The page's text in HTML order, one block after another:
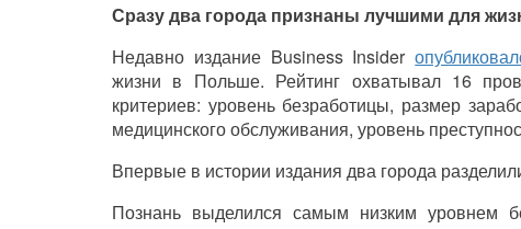
Сразу два города признаны лучшими для
Недавно издание Business Insider
жизни в Польше. Рейтинг охватывал 16
критериев: уровень безработицы, размер
медицинского обслуживания, уровень
Впервые в истории издания два города
Познань выделился самым низким уровнем